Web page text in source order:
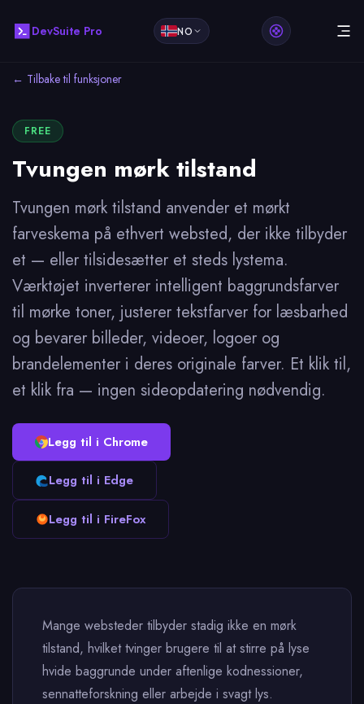
DevSuite Pro NO
← Tilbake til funksjoner
FREE
Tvungen mørk tilstand
Tvungen mørk tilstand anvender et mørkt
farveskema på ethvert websted, der ikke tilbyder
et — eller tilsidesætter et steds lystema.
Værktøjet inverterer intelligent baggrundsfarver
til mørke toner, justerer tekstfarver for læsbarhed
og bevarer billeder, videoer, logoer og
brandelementer i deres originale farver. Et klik til,
et klik fra — ingen sideopdatering nødvendig.
Legg til i Chrome
Legg til i Edge
Legg til i FireFox
Mange websteder tilbyder stadig ikke en mørk
tilstand, hvilket tvinger brugere til at stirre på lyse
hvide baggrunde under aftenlige kodnessioner,
sennatteforskning eller arbejde i svagt lys.